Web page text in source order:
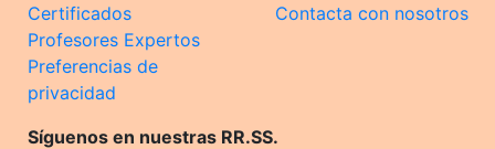
Certificados
Profesores Expertos
Preferencias de
privacidad
Contacta con nosotros
Síguenos en nuestras RR.SS.